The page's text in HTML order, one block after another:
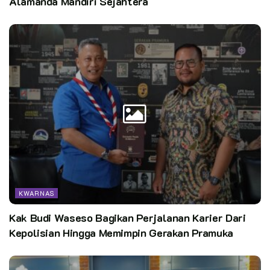
depan,” imbuh kak Budi Waseso.
Pewarta : Adi Pamungkas
Editor:
PusinfoKN / @ap
Kata Kunci:
Bank Mandiri gerakan pramuka
pramuka
pusinfo
pusinfo kwarnas Setiappramukaadalahpewarta
KWARNAS
Kak Budi Waseso Bagikan Perjalanan Karier Dari
Kepolisian Hingga Memimpin Gerakan Pramuka